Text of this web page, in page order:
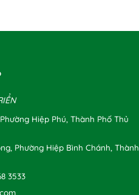
Hiệp Phú, Thành Phố Thủ
Phường Hiệp Bình Chánh, Thành
3533